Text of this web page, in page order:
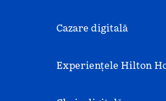
Cazare digitală
Experiențele Hilton